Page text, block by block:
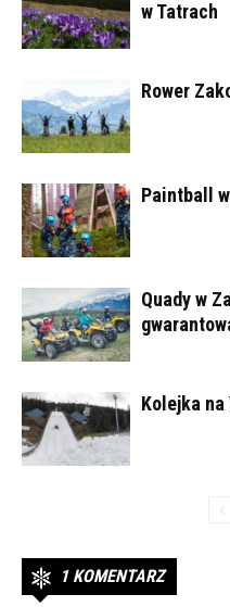
w Tatrach
Rower
Paintball
Quady w
Kolejka
1 KOMENTARZ